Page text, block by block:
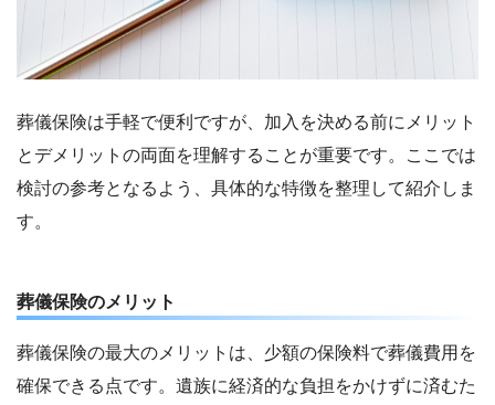
葬儀保険は手軽で便利ですが、加入を決める前にメリット
とデメリットの両面を理解することが重要です。ここでは
検討の参考となるよう、具体的な特徴を整理して紹介しま
す。
葬儀保険のメリット
葬儀保険の最大のメリットは、少額の保険料で葬儀費用を
確保できる点です。遺族に経済的な負担をかけずに済むた